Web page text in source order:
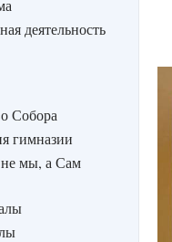
деятельность
Собора
гимназии
мы, а Сам